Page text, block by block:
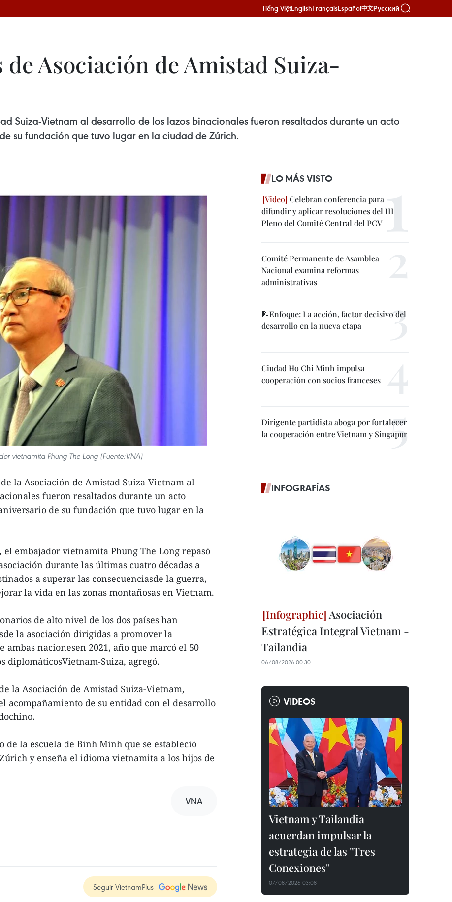
Tiếng ViệtEnglishFrançaisEspañol中文Русский
Asociación de Amistad Suiza-
Suiza-Vietnam al desarrollo de los lazos binacionales fueron resaltados durante un acto
su fundación que tuvo lugar en la ciudad de Zúrich.
vietnamita Phung The Long (Fuente:VNA)
la Asociación de Amistad Suiza-Vietnam al
fueron resaltados durante un acto
de su fundación que tuvo lugar en la
embajador vietnamita Phung The Long repasó
durante las últimas cuatro décadas a
a superar las consecuenciasde la guerra,
la vida en las zonas montañosas en Vietnam.
de alto nivel de los dos países han
la asociación dirigidas a promover la
nacionesen 2021, año que marcó el 50
diplomáticosVietnam-Suiza, agregó.
la Asociación de Amistad Suiza-Vietnam,
acompañamiento de su entidad con el desarrollo
de la escuela de Binh Minh que se estableció
y enseña el idioma vietnamita a los hijos de
VNA
Seguir VietnamPlus
LO MÁS VISTO
Celebran conferencia para
difundir y aplicar resoluciones del III
Pleno del Comité Central del PCV
Comité Permanente de Asamblea
Nacional examina reformas
administrativas
📝Enfoque: La acción, factor decisivo del
desarrollo en la nueva etapa
Ciudad Ho Chi Minh impulsa
cooperación con socios franceses
Dirigente partidista aboga por fortalecer
la cooperación entre Vietnam y Singapur
INFOGRAFÍAS
Asociación
Estratégica Integral Vietnam -
Tailandia
06/08/2026 00:30
VIDEOS
Vietnam y Tailandia
acuerdan impulsar la
estrategia de las "Tres
Conexiones"
07/08/2026 03:08